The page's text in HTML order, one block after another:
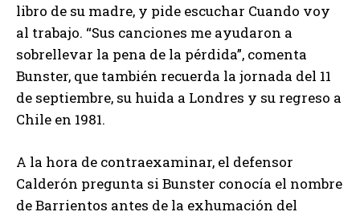
libro de su madre, y pide escuchar Cuando voy
al trabajo. “Sus canciones me ayudaron a
sobrellevar la pena de la pérdida”, comenta
Bunster, que también recuerda la jornada del 11
de septiembre, su huida a Londres y su regreso a
Chile en 1981.
A la hora de contraexaminar, el defensor
Calderón pregunta si Bunster conocía el nombre
de Barrientos antes de la exhumación del